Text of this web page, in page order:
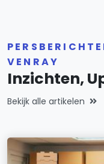
VENRAY
Inzichten,
Bekijk alle artikelen